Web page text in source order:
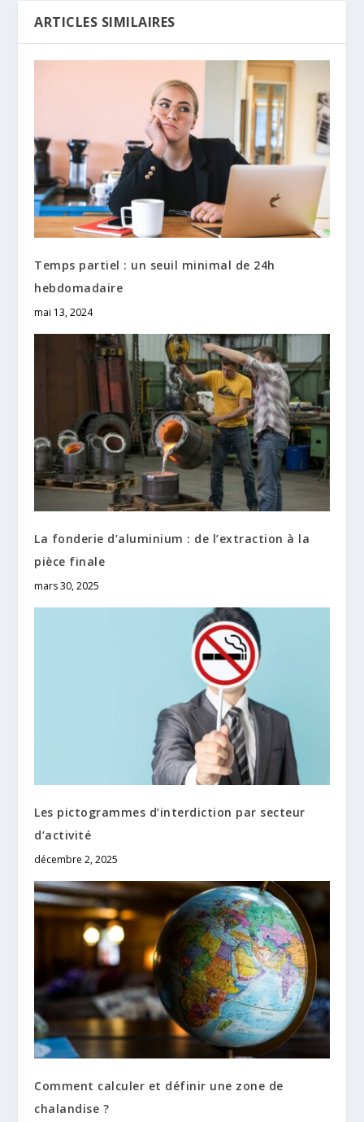
ARTICLES SIMILAIRES
Temps partiel : un seuil minimal de 24h
hebdomadaire
mai 13, 2024
La fonderie d’aluminium : de l’extraction à la
pièce finale
mars 30, 2025
Les pictogrammes d’interdiction par secteur
d’activité
décembre 2, 2025
Comment calculer et définir une zone de
chalandise ?